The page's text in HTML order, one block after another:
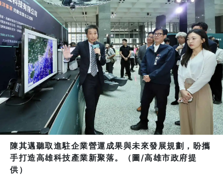
陳其邁聽取進駐企業營運成果與未來發展規劃，盼攜
手打造高雄科技產業新聚落。（圖/高雄市政府提
供）